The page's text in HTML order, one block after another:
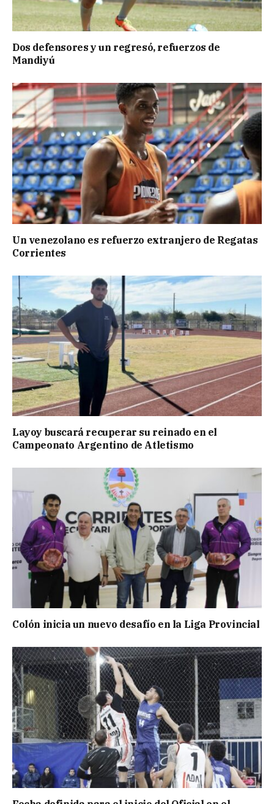
Dos defensores y un regresó, refuerzos de
Mandiyú
Un venezolano es refuerzo extranjero de Regatas
Corrientes
Layoy buscará recuperar su reinado en el
Campeonato Argentino de Atletismo
Colón inicia un nuevo desafío en la Liga Provincial